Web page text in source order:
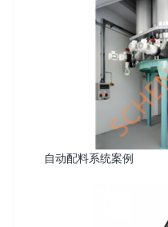
自动配料系统案例